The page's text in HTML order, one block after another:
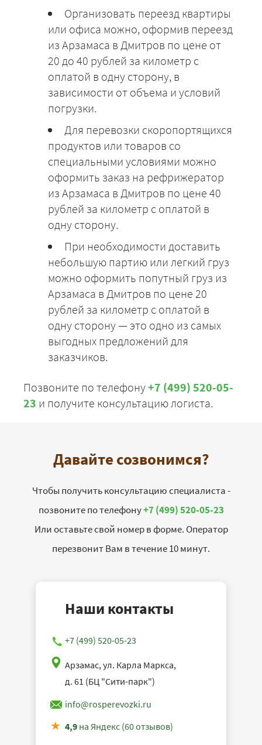
Организовать переезд квартиры
или офиса можно, оформив переезд
из Арзамаса в Дмитров по цене от
20 до 40 рублей за километр с
оплатой в одну сторону, в
зависимости от объема и условий
погрузки.
Для перевозки скоропортящихся
продуктов или товаров со
специальными условиями можно
оформить заказ на рефрижератор
из Арзамаса в Дмитров по цене 40
рублей за километр с оплатой в
одну сторону.
При необходимости доставить
небольшую партию или легкий груз
можно оформить попутный груз из
Арзамаса в Дмитров по цене 20
рублей за километр с оплатой в
одну сторону — это одно из самых
выгодных предложений для
заказчиков.
Позвоните по телефону+7 (499) 520-05-
23 и получите консультацию логиста.
Давайте созвонимся?
Чтобы получить консультацию специалиста -
позвоните по телефону+7 (499) 520-05-23
Или оставьте свой номер в форме. Оператор
перезвонит Вам в течение 10 минут.
Наши контакты
+7 (499) 520-05-23
Арзамас, ул. Карла Маркса,
д. 61 (БЦ "Сити-парк")
info@rosperevozki.ru
4,9 на Яндекс (60 отзывов)